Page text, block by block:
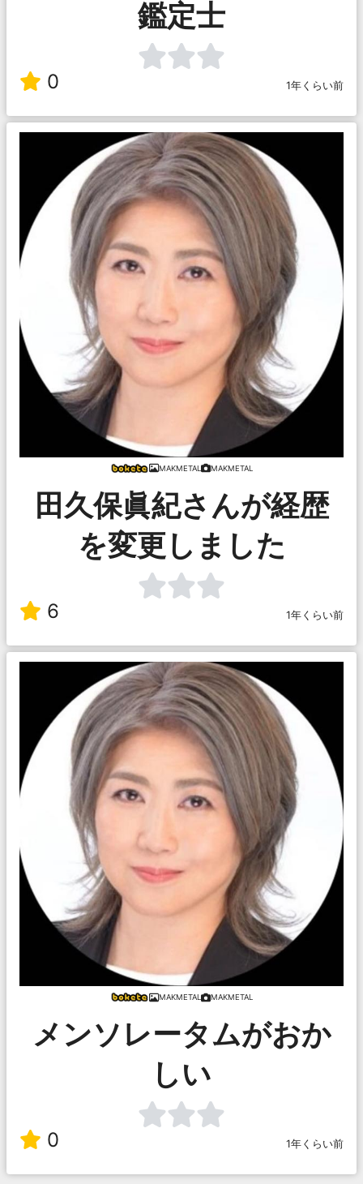
鑑定士
0 1年くらい前
MAKMETAL MAKMETAL
田久保眞紀さんが経歴
を変更しました
6 1年くらい前
MAKMETAL MAKMETAL
メンソレータムがおか
しい
0 1年くらい前